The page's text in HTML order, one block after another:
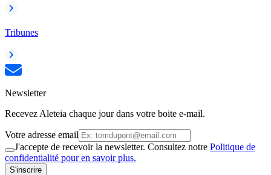
Tribunes
Newsletter
Recevez Aleteia chaque jour dans votre boite e-mail.
Votre adresse email
J'accepte de recevoir la newsletter. Consultez notre Politique de
confidentialité pour en savoir plus.
S'inscrire